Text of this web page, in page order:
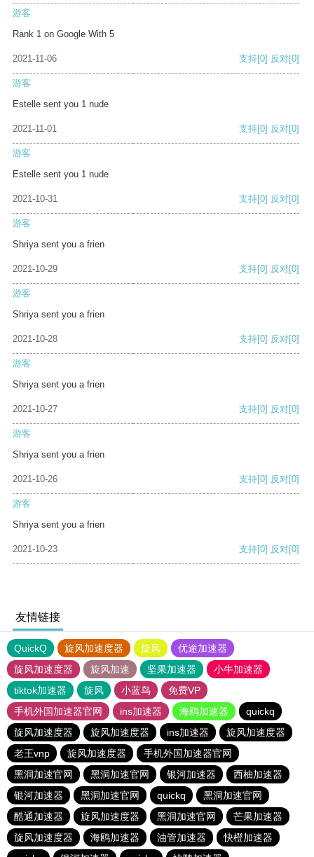
游客
Rank 1 on Google With 5
2021-11-06 支持[0] 反对[0]
游客
Estelle sent you 1 nude
2021-11-01 支持[0] 反对[0]
游客
Estelle sent you 1 nude
2021-10-31 支持[0] 反对[0]
游客
Shriya sent you a frien
2021-10-29 支持[0] 反对[0]
游客
Shriya sent you a frien
2021-10-28 支持[0] 反对[0]
游客
Shriya sent you a frien
2021-10-27 支持[0] 反对[0]
游客
Shriya sent you a frien
2021-10-26 支持[0] 反对[0]
游客
Shriya sent you a frien
2021-10-23 支持[0] 反对[0]
友情链接
QuickQ 旋风加速度器 旋风
优途加速器
旋风加速度器
旋风加速 坚果加速器
小牛加速器
tiktok加速器
旋风 小蓝鸟
免费VP
手机外国加速器官网
ins加速器 海鸥加速器
quickq
旋风加速度器
旋风加速度器 ins加速器
旋风加速度器
老王vnp
旋风加速度器
手机外国加速器官网
黑洞加速官网
黑洞加速官网 银河加速器
西柚加速器
银河加速器
黑洞加速官网 quickq
黑洞加速官网
酷通加速器
旋风加速度器 黑洞加速官网
芒果加速器
旋风加速度器
海鸥加速器 油管加速器
快橙加速器